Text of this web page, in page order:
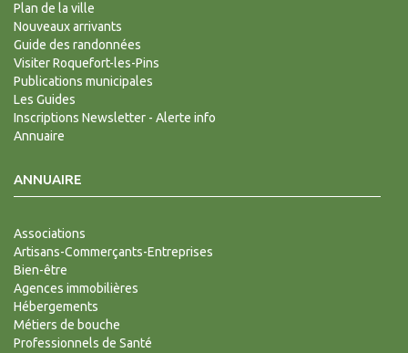
Plan de la ville
Nouveaux arrivants
Guide des randonnées
Visiter Roquefort-les-Pins
Publications municipales
Les Guides
Inscriptions Newsletter - Alerte info
Annuaire
ANNUAIRE
Associations
Artisans-Commerçants-Entreprises
Bien-être
Agences immobilières
Hébergements
Métiers de bouche
Professionnels de Santé